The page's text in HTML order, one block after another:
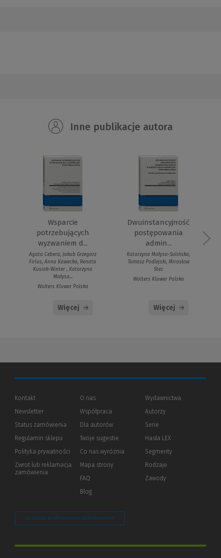
Inne publikacje autora
Wsparcie
potrzebujących
wyzwaniem d...
Agata Cebera, Jakub Grzegorz
Firlus, Anna Kawecka, Renata
Kusiak-Winter , Katarzyna
Małysa...
Wolters Kluwer Polska
Więcej
Dwuinstancyjność
postępowania
admin...
Katarzyna Małysa-Sulińska,
Tomasz Podlejski, Mirosław
Stec
Wolters Kluwer Polska
Więcej
Kontakt
Newsletter
Status zamówienia
Regulamin sklepu
Polityka prywatności (Nowe
(Link
innej
Zwrot lub reklamacja
zamówienia
O nas
Współpraca
Dla autorów(Nowe
(Link
innej
Twoje sugestie
Co nas wyróżnia
Mapa strony
FAQ
Blog
Wydawnictwa
Autorzy
Serie
Hasła LEX
Segmenty
Rodzaje
Zawody
Zarządzaj preferencjami plików cookie